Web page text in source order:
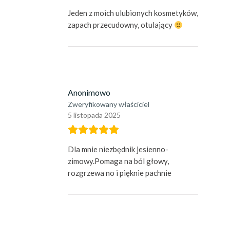
Jeden z moich ulubionych kosmetyków,
zapach przecudowny, otulający
Anonimowo
Zweryfikowany właściciel
5 listopada 2025
Dla mnie niezbędnik jesienno-
zimowy.Pomaga na ból głowy,
rozgrzewa no i pięknie pachnie